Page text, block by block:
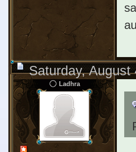
Saturday, August
Ladhra